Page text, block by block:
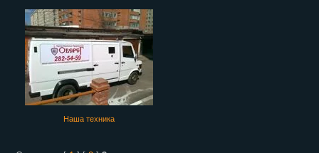
Наша техника